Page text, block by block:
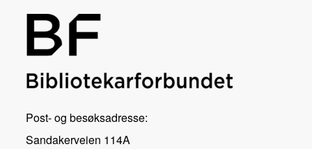
Post- og besøksadresse:
Sandakerveien 114A